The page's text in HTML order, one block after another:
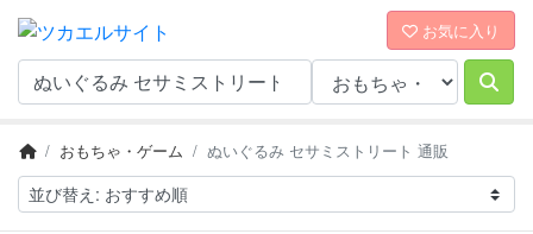
お気に入り
おもちゃ・ゲーム ぬいぐるみ セサミストリート 通販